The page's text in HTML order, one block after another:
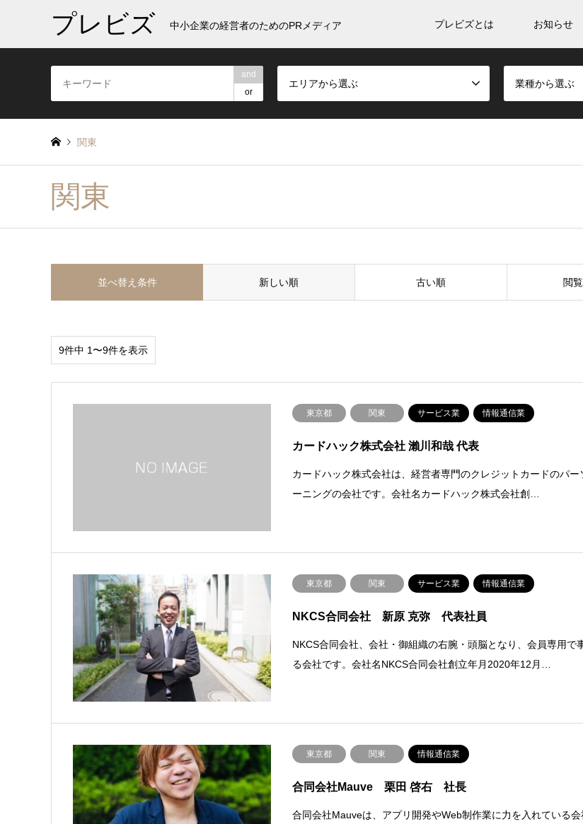
プレビズ 中小企業の経営者のためのPRメディア プレビズとは お知らせ
and
or
エリアから選ぶ 業種から選ぶ
関東
関東
並べ替え条件 新しい順 古い順 閲
9件中 1〜9件を表示
東京都 関東 サービス業 情報通信業
カードハック株式会社 瀨川和哉 代表
カードハック株式会社は、経営者専門のクレジットカードのパー
ーニングの会社です。会社名カードハック株式会社創…
東京都 関東 サービス業 情報通信業
NKCS合同会社 新原 克弥 代表社員
NKCS合同会社、会社・御組織の右腕・頭脳となり、会員専用で
る会社です。会社名NKCS合同会社創立年月2020年12月…
東京都 関東 情報通信業
合同会社Mauve 栗田 啓右 社長
合同会社Mauveは、アプリ開発やWeb制作業に力を入れている